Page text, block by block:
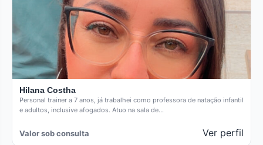
Hilana Costha
Personal trainer a 7 anos, já trabalhei como professora de natação infantil
e adultos, inclusive afogados. Atuo na sala de…
Valor sob consulta Ver perfil